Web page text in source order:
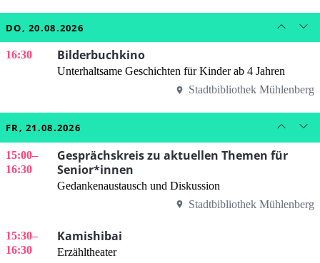
DO, 20.08.2026
16:30 Bilderbuchkino
Unterhaltsame Geschichten für Kinder ab 4 Jahren
Stadtbibliothek Mühlenberg
FR, 21.08.2026
15:00–
16:30
Gesprächskreis zu aktuellen Themen für
Senior*innen
Gedankenaustausch und Diskussion
Stadtbibliothek Mühlenberg
15:30–
16:30
Kamishibai
Erzähltheater